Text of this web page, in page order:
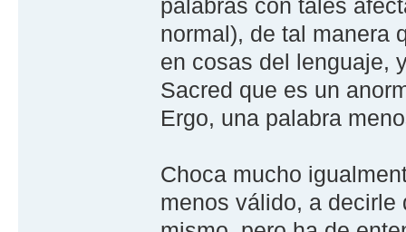
palabras con tales
normal), de tal manera
en cosas del lenguaje,
Sacred que es un
Ergo, una palabra
Choca mucho
menos válido, a